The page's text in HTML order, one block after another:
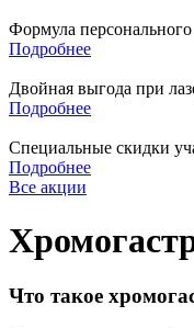
Формула персонального
Подробнее
Двойная выгода при
Подробнее
Специальные скидки
Подробнее
Все акции
Что такое